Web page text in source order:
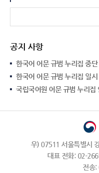
공지 사항
한국어 어문 규범 누리집 중단
한국어 어문 규범 누리집 일시
국립국어원 어문 규범 누리집
우) 07511 서울특별시
대표 전화: 02-
전송